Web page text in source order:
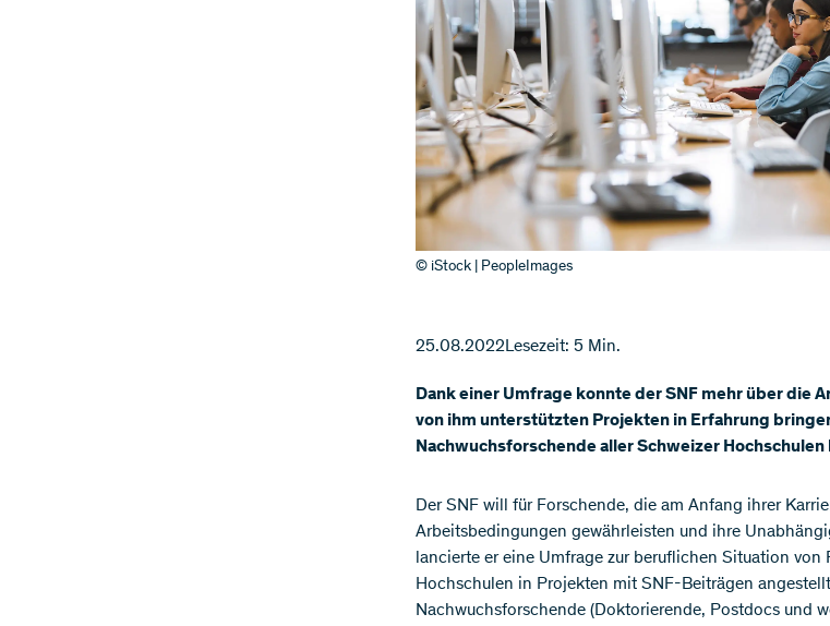
© iStock | PeopleImages
25.08.2022Lesezeit: 5 Min.
Dank einer Umfrage konnte der SNF mehr über die
von ihm unterstützten Projekten in Erfahrung
Nachwuchsforschende aller Schweizer
Der SNF will für Forschende, die am Anfang ihrer
Arbeitsbedingungen gewährleisten und ihre
lancierte er eine Umfrage zur beruflichen Situation von
Hochschulen in Projekten mit SNF-Beiträgen
Nachwuchsforschende (Doktorierende, Postdocs und